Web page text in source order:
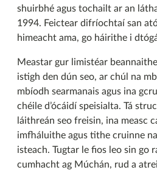
shuirbhé agus tochailt ar an
1994. Feictear difríochtaí san
himeacht ama, go háirithe i
Meastar gur limistéar
istigh den dún seo, ar chúl na
mbíodh searmanais agus ina
chéile d’ócáidí speisialta. Tá
láithreán seo freisin, ina measc
imfháluithe agus tithe cruinne
isteach. Tugtar le fios leo sin go
cumhacht ag Múchán, rud a